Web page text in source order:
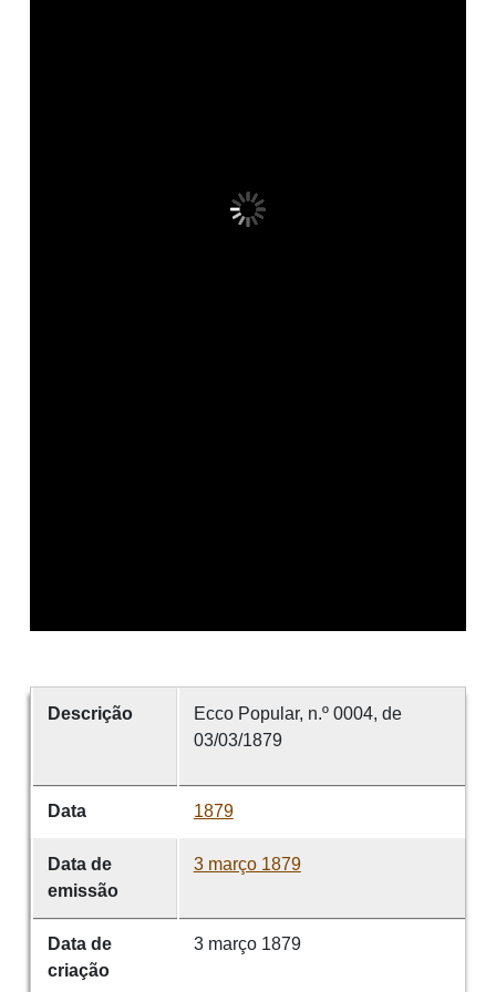
Descrição
Ecco Popular, n.º 0004, de
03/03/1879
Data 1879
Data de
emissão
3 março 1879
Data de
criação
3 março 1879